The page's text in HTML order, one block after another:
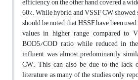
60%. While hybrid and VSSF CW
should be noted that HSSF have been
values in higher range compared to
BOD5/COD ratio, while reduced in
influent, was almost predominantly
CW. This can also be due to the lack
literature, as many of the studies only